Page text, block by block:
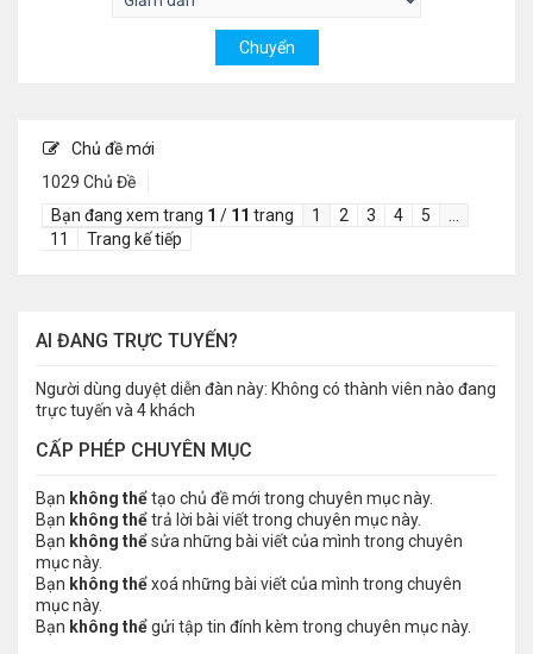
Chủ đề mới
1029 Chủ Đề
Bạn đang xem trang 1 / 11 trang 1 2 3 4 5
11
Trang kế tiếp
AI ĐANG TRỰC TUYẾN?
Người dùng duyệt diễn đàn này: Không có thành viên nào đang
trực tuyến và 4 khách
CẤP PHÉP CHUYÊN MỤC
Bạn không thểtạo chủ đề mới trong chuyên mục này.
Bạn không thểtrả lời bài viết trong chuyên mục này.
Bạn không thểsửa những bài viết của mình trong chuyên
mục này.
Bạn không thểxoá những bài viết của mình trong chuyên
mục này.
Bạn không thểgửi tập tin đính kèm trong chuyên mục này.